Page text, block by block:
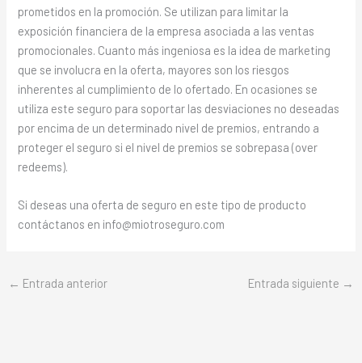
prometidos en la promoción. Se utilizan para limitar la
exposición financiera de la empresa asociada a las ventas
promocionales. Cuanto más ingeniosa es la idea de marketing
que se involucra en la oferta, mayores son los riesgos
inherentes al cumplimiento de lo ofertado. En ocasiones se
utiliza este seguro para soportar las desviaciones no deseadas
por encima de un determinado nivel de premios, entrando a
proteger el seguro si el nivel de premios se sobrepasa (over
redeems).
Si deseas una oferta de seguro en este tipo de producto
contáctanos en info@miotroseguro.com
← Entrada anterior Entrada siguiente →